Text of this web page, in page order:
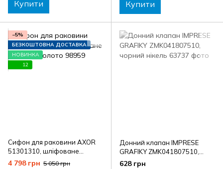
Купити Купити
−5%
БЕЗКОШТОВНА ДОСТАВКА
НОВИНКА
12
Сифон для раковини AXOR
51301310, шліфоване
червоне золото
4 798 грн 5 050 грн
Донний клапан IMPRESE
GRAFIKY ZMK041807510,
чорний нікель
628 грн